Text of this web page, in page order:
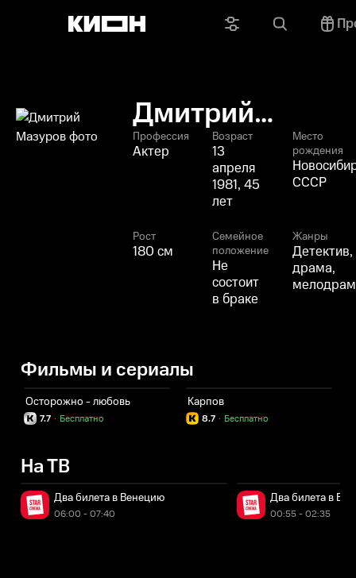
Дмитрий
Мазуров
Профессия
Актер
Возраст
13
апреля
1981, 45
лет
Место
рождения
СССР
Рост
180 см
Семейное
положение
Не
состоит
в браке
Жанры
Детектив,
драма,
Фильмы и сериалы
Осторожно - любовь
7.7 Бесплатно
·
Карпов
8.7 Бесплатно
·
На ТВ
Два билета в Венецию
06:00 - 07:40
Два билета в
00:55 - 02:35